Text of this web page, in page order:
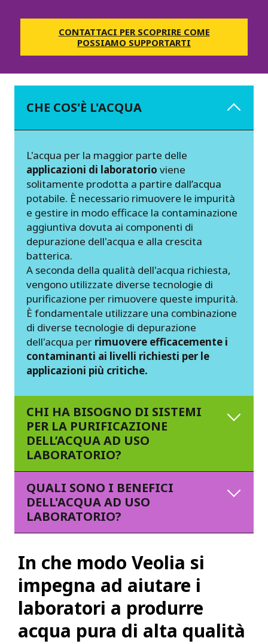
CONTATTACI PER SCOPRIRE COME
POSSIAMO SUPPORTARTI
CHE COS'È L'ACQUA
L'acqua per la maggior parte delle
applicazioni di laboratorio viene
solitamente prodotta a partire dall’acqua
potabile. È necessario rimuovere le impurità
e gestire in modo efficace la contaminazione
aggiuntiva dovuta ai componenti di
depurazione dell'acqua e alla crescita
batterica.
A seconda della qualità dell'acqua richiesta,
vengono utilizzate diverse tecnologie di
purificazione per rimuovere queste impurità.
È fondamentale utilizzare una combinazione
di diverse tecnologie di depurazione
dell'acqua per rimuovere efficacemente i
contaminanti ai livelli richiesti per le
applicazioni più critiche.
CHI HA BISOGNO DI SISTEMI
PER LA PURIFICAZIONE
DELL’ACQUA AD USO
LABORATORIO?
QUALI SONO I BENEFICI
DELL'ACQUA AD USO
LABORATORIO?
In che modo Veolia si
impegna ad aiutare i
laboratori a produrre
acqua pura di alta qualità